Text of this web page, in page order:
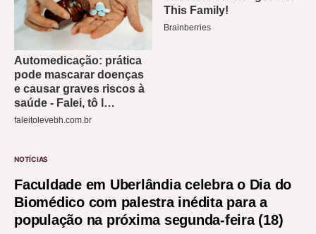
NOTÍCIAS
Faculdade em Uberlândia celebra o Dia do
Biomédico com palestra inédita para a
população na próxima segunda-feira (18)